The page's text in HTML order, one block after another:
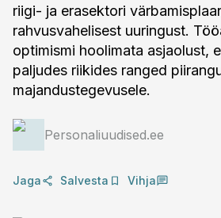
riigi- ja erasektori
rahvusvahelisest uuringust.
optimismi hoolimata asjaolust,
paljudes riikides ranged
majandustegevusele.
Personaliuudised.ee
Jaga Salvesta Vihja